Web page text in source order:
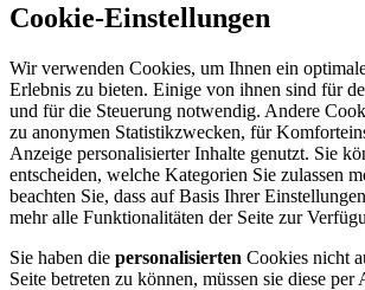
Cookie-Einstellungen
Wir verwenden Cookies, um Ihnen ein
Erlebnis zu bieten. Einige von ihnen sind für
und für die Steuerung notwendig. Andere
zu anonymen Statistikzwecken, für
Anzeige personalisierter Inhalte genutzt. Sie
entscheiden, welche Kategorien Sie zulassen
beachten Sie, dass auf Basis Ihrer
mehr alle Funktionalitäten der Seite zur
Sie haben die personalisierten Cookies nicht
Seite betreten zu können, müssen sie diese per